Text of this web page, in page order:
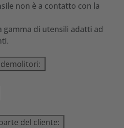
non è a contatto con la
gamma di utensili adatti ad
demolitori:
del cliente: